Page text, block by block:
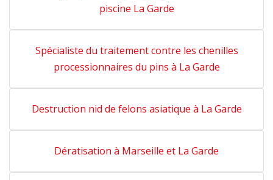
piscine La Garde
Spécialiste du traitement contre les chenilles
processionnaires du pins à La Garde
Destruction nid de felons asiatique à La Garde
Dératisation à Marseille et La Garde